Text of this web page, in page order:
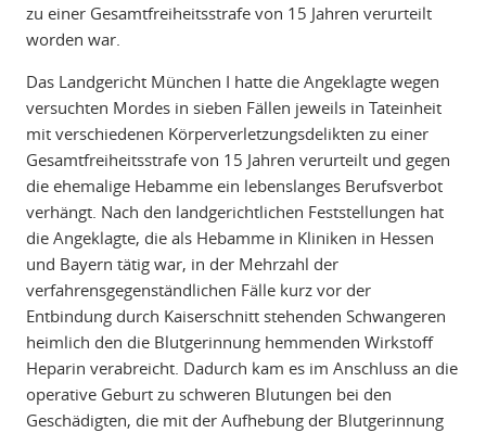
zu einer Gesamtfreiheitsstrafe von 15 Jahren verurteilt
worden war.
Das Landgericht München I hatte die Angeklagte wegen
versuchten Mordes in sieben Fällen jeweils in Tateinheit
mit verschiedenen Körperverletzungsdelikten zu einer
Gesamtfreiheitsstrafe von 15 Jahren verurteilt und gegen
die ehemalige Hebamme ein lebenslanges Berufsverbot
verhängt. Nach den landgerichtlichen Feststellungen hat
die Angeklagte, die als Hebamme in Kliniken in Hessen
und Bayern tätig war, in der Mehrzahl der
verfahrensgegenständlichen Fälle kurz vor der
Entbindung durch Kaiserschnitt stehenden Schwangeren
heimlich den die Blutgerinnung hemmenden Wirkstoff
Heparin verabreicht. Dadurch kam es im Anschluss an die
operative Geburt zu schweren Blutungen bei den
Geschädigten, die mit der Aufhebung der Blutgerinnung